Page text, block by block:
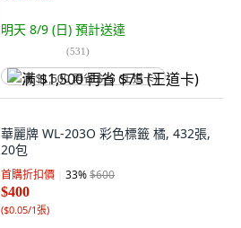
明天 8/9 (日) 預計送達
(531)
满 $1,500 再省 $75 (王道卡)
華麗牌 WL-203O 彩色標籤 橘, 432張,
20包
首購折扣價 33%$600
$400
($0.05/1張)